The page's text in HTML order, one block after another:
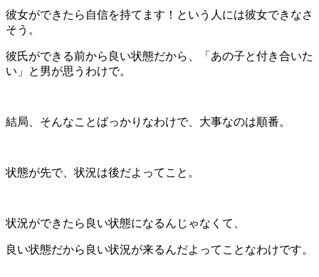
彼女ができたら自信を持てます！という人には彼女できなさ
そう。
彼氏ができる前から良い状態だから、「あの子と付き合いた
い」と男が思うわけで。
結局、そんなことばっかりなわけで、大事なのは順番。
状態が先で、状況は後だよってこと。
状況ができたら良い状態になるんじゃなくて、
良い状態だから良い状況が来るんだよってことなわけです。